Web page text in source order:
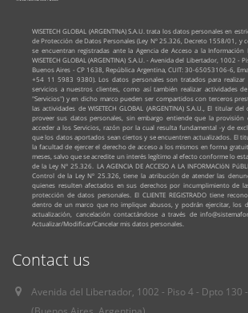
WISETECH GLOBAL (ARGENTINA) S.A.U. trata los datos personales en
de Protección de Datos Personales (Ley Nº 25.326, Decreto 1558/01, y
se encuentran registradas ante la Agencia de Acceso a la Información
WISETECH GLOBAL (ARGENTINA) S.A.U. - Avenida del Libertador, 1002
Buenos Aires - CP 1638, República Argentina, CUIT: 30-65053106-6,
+54 11 5983 9380). Los datos personales son tratados para
servicios a nuestros clientes, como así también realizar actividades
"Servicios") y en dicho marco pueden ser compartidos con terceros
las actividades de WISETECH GLOBAL (ARGENTINA) S.A.U., El titular
proveer sus datos personales, sin embargo entiende que la provisión
acceder a los Servicios, razón por la cual resulta fundamental -y de
que los datos aportados sean ciertos y se encuentren actualizados. El
la facultad de ejercer el derecho de acceso a los mismos en forma
meses, salvo que se acredite un interés legítimo al efecto conforme lo
de la Ley Nº 25.326. LA AGENCIA DE ACCESO A LA INFORMACIóN
Control de la Ley Nº 25.326, tiene la atribución de atender las
quienes resulten afectados en sus derechos por incumplimiento de
protección de datos personales. El CLIENTE REGISTRADO tiene
dentro de un marco que no implique abusos, y podrán ejercitar, los
actualización, cancelación contactándose a través de
Actualizar/Modificar/Cancelar mis datos personales.
Contact us
Avenida del Libertador, 1002 - Piso 4 - Dpto 130